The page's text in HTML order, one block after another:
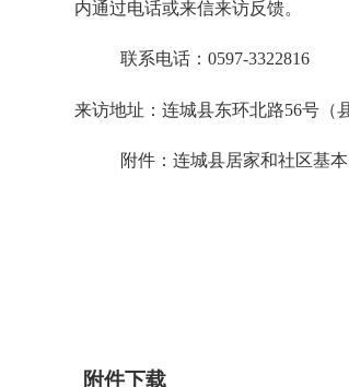
内通过电话或来信来访反馈。
联系电话：0597-3322816
来访地址： 连城县东环北路56号（
附件：连城县居家和社区基
附件下载